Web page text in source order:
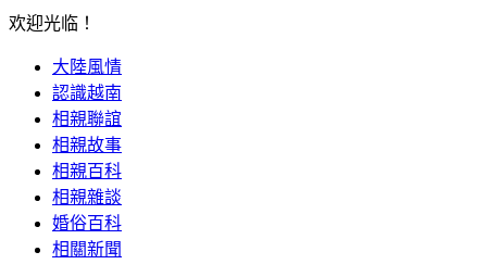
欢迎光临！
大陸風情
認識越南
相親聯誼
相親故事
相親百科
相親雜談
婚俗百科
相關新聞